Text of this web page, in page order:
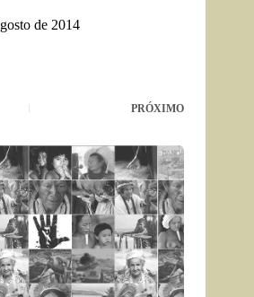
de 2014
PRÓXIMO